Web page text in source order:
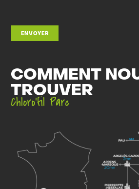
ENVOYER
COMMENT
TROUVER
Chloro’fil Parc